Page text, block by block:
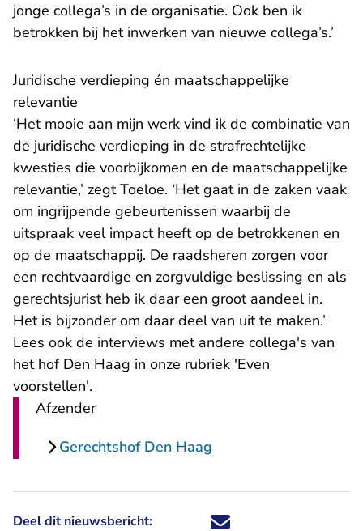
jonge collega’s in de organisatie. Ook ben ik
betrokken bij het inwerken van nieuwe collega’s.’
Juridische verdieping én maatschappelijke
relevantie
‘Het mooie aan mijn werk vind ik de combinatie van
de juridische verdieping in de strafrechtelijke
kwesties die voorbijkomen en de maatschappelijke
relevantie,’ zegt Toeloe. ‘Het gaat in de zaken vaak
om ingrijpende gebeurtenissen waarbij de
uitspraak veel impact heeft op de betrokkenen en
op de maatschappij. De raadsheren zorgen voor
een rechtvaardige en zorgvuldige beslissing en als
gerechtsjurist heb ik daar een groot aandeel in.
Het is bijzonder om daar deel van uit te maken.’
Lees ook de interviews met andere collega's van
het hof Den Haag in onze rubriek 'Even
voorstellen'.
Afzender
Gerechtshof Den Haag
Deel dit nieuwsbericht: Deel dit nieuwsbericht via X -
Deel dit nieuwsbericht via
Deel dit nieuwsbericht
Deel dit